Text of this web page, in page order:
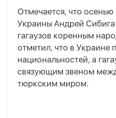
Отмечается, что
Украины Андрей
гагаузов коренным
отметил, что в Украине
национальностей, а
связующим звеном
тюркским миром.